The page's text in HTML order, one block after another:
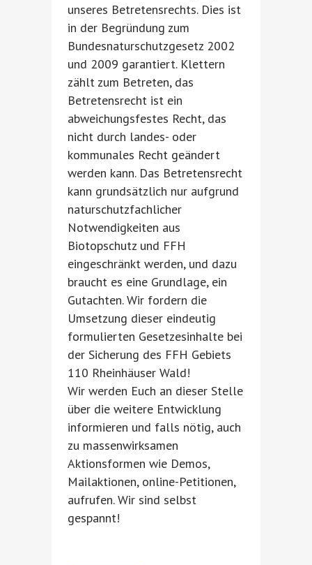
unseres Betretensrechts. Dies ist
in der Begründung zum
Bundesnaturschutzgesetz 2002
und 2009 garantiert. Klettern
zählt zum Betreten, das
Betretensrecht ist ein
abweichungsfestes Recht, das
nicht durch landes- oder
kommunales Recht geändert
werden kann. Das Betretensrecht
kann grundsätzlich nur aufgrund
naturschutzfachlicher
Notwendigkeiten aus
Biotopschutz und FFH
eingeschränkt werden, und dazu
braucht es eine Grundlage, ein
Gutachten. Wir fordern die
Umsetzung dieser eindeutig
formulierten Gesetzesinhalte bei
der Sicherung des FFH Gebiets
110 Rheinhäuser Wald!
Wir werden Euch an dieser Stelle
über die weitere Entwicklung
informieren und falls nötig, auch
zu massenwirksamen
Aktionsformen wie Demos,
Mailaktionen, online-Petitionen,
aufrufen. Wir sind selbst
gespannt!